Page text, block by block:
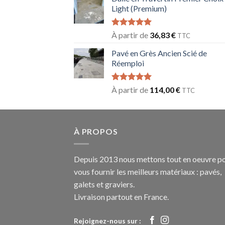
Light (Premium)
Note5.00
sur 5
À partir de 36,83€ TTC
Pavé en Grès Ancien Scié de
Réemploi
Note5.00
sur 5
À partir de 114,00€ TTC
À PROPOS
Depuis 2013 nous mettons tout en oeuvre
vous fournir les meilleurs matériaux : pavés,
galets et graviers.
Livraison partout en France.
Rejoignez-nous sur :